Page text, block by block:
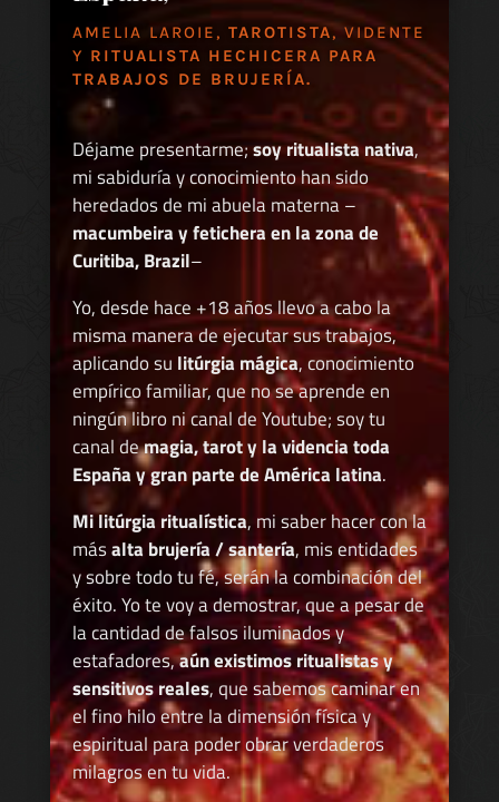
AMELIA LAROIE, TAROTISTA, VIDENTE
Y RITUALISTA HECHICERA PARA
TRABAJOS DE BRUJERÍA.
Déjame presentarme;soy ritualista nativa,
mi sabiduría y conocimiento han sido
heredados de mi abuela materna –
macumbeira y fetichera en la zona de
Curitiba, Brazil–
Yo, desde hace +18 años llevo a cabo la
misma manera de ejecutar sus trabajos,
aplicando su litúrgia mágica, conocimiento
empírico familiar, que no se aprende en
ningún libro ni canal de Youtube; soy tu
canal demagia, tarot y la videncia toda
España y gran parte de América latina.
Mi litúrgia ritualística, mi saber hacer con la
másalta brujería / santería, mis entidades
y sobre todo tu fé, serán la combinación del
éxito. Yo te voy a demostrar, que a pesar de
la cantidad de falsos iluminados y
estafadores,aún existimos ritualistas y
sensitivos reales, que sabemos caminar en
el fino hilo entre la dimensión física y
espiritual para poder obrar verdaderos
milagros en tu vida.